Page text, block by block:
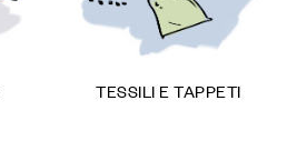
TESSILI E TAPPETI